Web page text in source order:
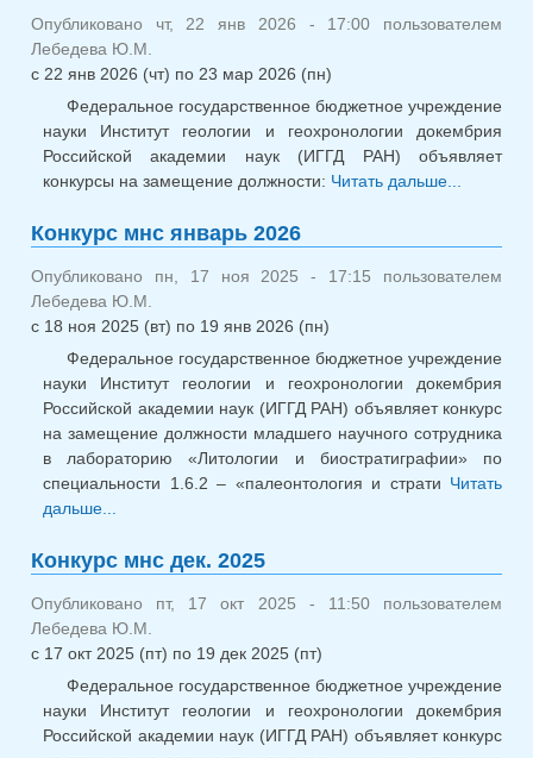
Опубликовано чт, 22 янв 2026 - 17:00 пользователем
Лебедева Ю.М.
с 22 янв 2026 (чт) по 23 мар 2026 (пн)
Федеральное государственное бюджетное учреждение
науки Институт геологии и геохронологии докембрия
Российской академии наук (ИГГД РАН) объявляет
конкурсы на замещение должности: Читать дальше...
Конкурс мнс январь 2026
Опубликовано пн, 17 ноя 2025 - 17:15 пользователем
Лебедева Ю.М.
с 18 ноя 2025 (вт) по 19 янв 2026 (пн)
Федеральное государственное бюджетное учреждение
науки Институт геологии и геохронологии докембрия
Российской академии наук (ИГГД РАН) объявляет конкурс
на замещение должности младшего научного сотрудника
в лабораторию «Литологии и биостратиграфии» по
специальности 1.6.2 – «палеонтология и страти Читать
дальше...
Конкурс мнс дек. 2025
Опубликовано пт, 17 окт 2025 - 11:50 пользователем
Лебедева Ю.М.
с 17 окт 2025 (пт) по 19 дек 2025 (пт)
Федеральное государственное бюджетное учреждение
науки Институт геологии и геохронологии докембрия
Российской академии наук (ИГГД РАН) объявляет конкурс